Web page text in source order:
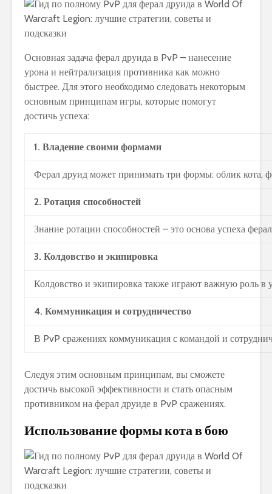
Основная задача ферал друида в PvP – нанесение
урона и нейтрализация противника как можно
быстрее. Для этого необходимо следовать некоторым
основным принципам игры, которые помогут
достичь успеха:
1. Владение своими формами
Ферал друид может принимать три формы: облик кота,
2. Ротация способностей
Знание ротации способностей – это основа успеха
3. Колдовство и экипировка
Колдовство и экипировка также играют важную роль в
4. Коммуникация и сотрудничество
В PvP сражениях коммуникация с командой и
Следуя этим основным принципам, вы сможете
достичь высокой эффективности и стать опасным
противником на ферал друиде в PvP сражениях.
Использование формы кота в бою